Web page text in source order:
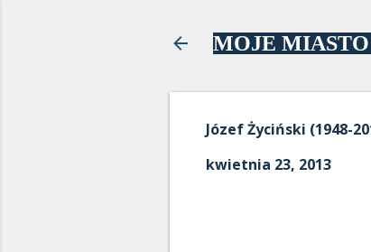
MOJE
Józef Życiński (1948-
kwietnia 23, 2013